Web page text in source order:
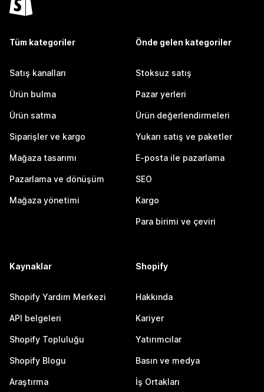
Tüm kategoriler
Satış kanalları
Ürün bulma
Ürün satma
Siparişler ve kargo
Mağaza tasarımı
Pazarlama ve dönüşüm
Mağaza yönetimi
Önde gelen kategoriler
Stoksuz satış
Pazar yerleri
Ürün değerlendirmeleri
Yukarı satış ve paketler
E-posta ile pazarlama
SEO
Kargo
Para birimi ve çeviri
Kaynaklar
Shopify Yardım Merkezi
API belgeleri
Shopify Topluluğu
Shopify Blogu
Araştırma
Shopify
Hakkında
Kariyer
Yatırımcılar
Basın ve medya
İş Ortakları